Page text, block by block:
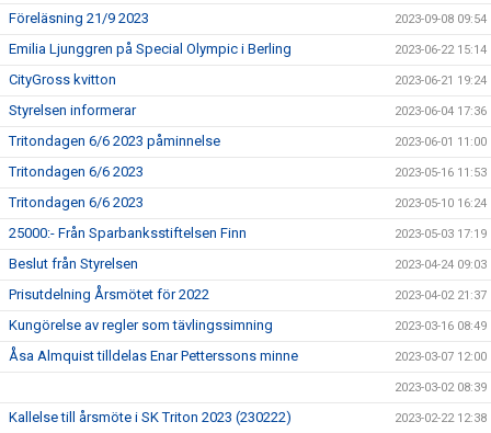
Föreläsning 21/9 2023 2023-09-08 09:54
Emilia Ljunggren på Special Olympic i Berling 2023-06-22 15:14
CityGross kvitton 2023-06-21 19:24
Styrelsen informerar 2023-06-04 17:36
Tritondagen 6/6 2023 påminnelse 2023-06-01 11:00
Tritondagen 6/6 2023 2023-05-16 11:53
Tritondagen 6/6 2023 2023-05-10 16:24
25000:- Från Sparbanksstiftelsen Finn 2023-05-03 17:19
Beslut från Styrelsen 2023-04-24 09:03
Prisutdelning Årsmötet för 2022 2023-04-02 21:37
Kungörelse av regler som tävlingssimning 2023-03-16 08:49
Åsa Almquist tilldelas Enar Petterssons minne 2023-03-07 12:00
2023-03-02 08:39
Kallelse till årsmöte i SK Triton 2023 (230222) 2023-02-22 12:38